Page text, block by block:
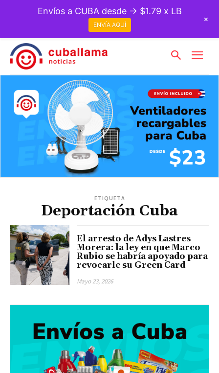
ETIQUETA
Deportación Cuba
El arresto de Adys Lastres
Morera: la ley en que Marco
Rubio se habría apoyado para
revocarle su Green Card
Mayo 23, 2026
Envíos a CUBA desde → $1.79 x LB
ENVÍA AQUÍ
+